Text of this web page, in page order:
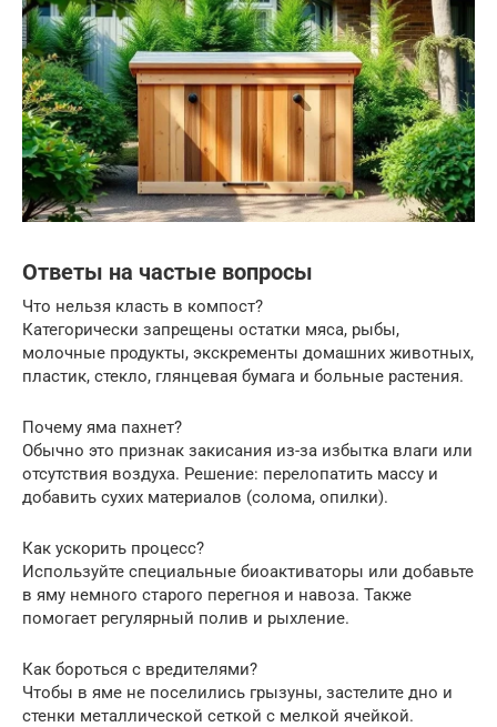
Ответы на частые вопросы
Что нельзя класть в компост?
Категорически запрещены остатки мяса, рыбы,
молочные продукты, экскременты домашних животных,
пластик, стекло, глянцевая бумага и больные растения.
Почему яма пахнет?
Обычно это признак закисания из-за избытка влаги или
отсутствия воздуха. Решение: перелопатить массу и
добавить сухих материалов (солома, опилки).
Как ускорить процесс?
Используйте специальные биоактиваторы или добавьте
в яму немного старого перегноя и навоза. Также
помогает регулярный полив и рыхление.
Как бороться с вредителями?
Чтобы в яме не поселились грызуны, застелите дно и
стенки металлической сеткой с мелкой ячейкой.